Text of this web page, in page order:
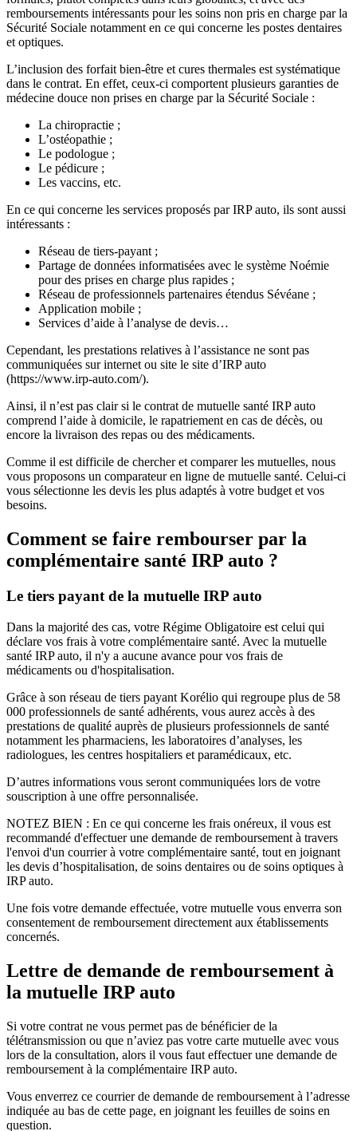
remboursements intéressants pour les soins non pris en charge par la
Sécurité Sociale notamment en ce qui concerne les postes dentaires
et optiques.
L’inclusion des forfait bien-être et cures thermales est systématique
dans le contrat. En effet, ceux-ci comportent plusieurs garanties de
médecine douce non prises en charge par la Sécurité Sociale :
La chiropractie ;
L’ostéopathie ;
Le podologue ;
Le pédicure ;
Les vaccins, etc.
En ce qui concerne les services proposés par IRP auto, ils sont aussi
intéressants :
Réseau de tiers-payant ;
Partage de données informatisées avec le système Noémie
pour des prises en charge plus rapides ;
Réseau de professionnels partenaires étendus Sévéane ;
Application mobile ;
Services d’aide à l’analyse de devis…
Cependant, les prestations relatives à l’assistance ne sont pas
communiquées sur internet ou site le site d’IRP auto
(https://www.irp-auto.com/).
Ainsi, il n’est pas clair si le contrat de mutuelle santé IRP auto
comprend l’aide à domicile, le rapatriement en cas de décès, ou
encore la livraison des repas ou des médicaments.
Comme il est difficile de chercher et comparer les mutuelles, nous
vous proposons un comparateur en ligne de mutuelle santé. Celui-ci
vous sélectionne les devis les plus adaptés à votre budget et vos
besoins.
Comment se faire rembourser par la
complémentaire santé IRP auto ?
Le tiers payant de la mutuelle IRP auto
Dans la majorité des cas, votre Régime Obligatoire est celui qui
déclare vos frais à votre complémentaire santé. Avec la mutuelle
santé IRP auto, il n'y a aucune avance pour vos frais de
médicaments ou d'hospitalisation.
Grâce à son réseau de tiers payant Korélio qui regroupe plus de 58
000 professionnels de santé adhérents, vous aurez accès à des
prestations de qualité auprès de plusieurs professionnels de santé
notamment les pharmaciens, les laboratoires d’analyses, les
radiologues, les centres hospitaliers et paramédicaux, etc.
D’autres informations vous seront communiquées lors de votre
souscription à une offre personnalisée.
NOTEZ BIEN : En ce qui concerne les frais onéreux, il vous est
recommandé d'effectuer une demande de remboursement à travers
l'envoi d'un courrier à votre complémentaire santé, tout en joignant
les devis d’hospitalisation, de soins dentaires ou de soins optiques à
IRP auto.
Une fois votre demande effectuée, votre mutuelle vous enverra son
consentement de remboursement directement aux établissements
concernés.
Lettre de demande de remboursement à
la mutuelle IRP auto
Si votre contrat ne vous permet pas de bénéficier de la
télétransmission ou que n’aviez pas votre carte mutuelle avec vous
lors de la consultation, alors il vous faut effectuer une demande de
remboursement à la complémentaire IRP auto.
Vous enverrez ce courrier de demande de remboursement à l’adresse
indiquée au bas de cette page, en joignant les feuilles de soins en
question.